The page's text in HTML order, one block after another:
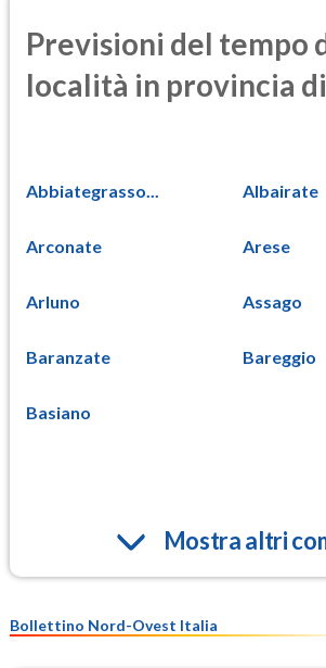
Previsioni del tempo
località in provincia
Abbiategrasso... Albairate
Arconate Arese
Arluno Assago
Baranzate Bareggio
Basiano
Mostra altri
Bollettino Nord-Ovest Italia